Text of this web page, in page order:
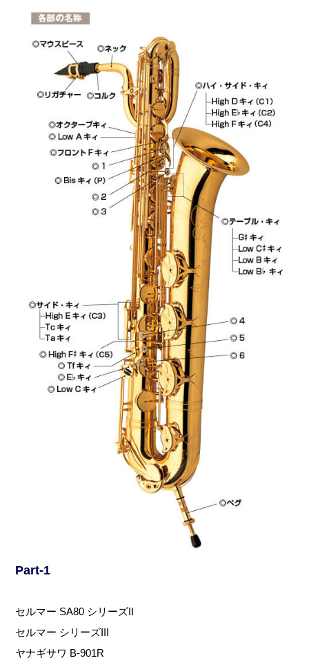
Part-1
セルマー SA80 シリーズII
セルマー シリーズIII
ヤナギサワ B-901R